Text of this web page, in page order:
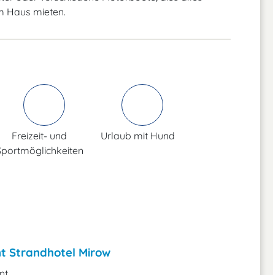
Haus mieten.
Freizeit- und
Urlaub mit Hund
Strandhotel Mirow